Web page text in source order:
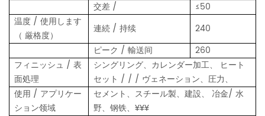
交差 /
≤50
温度 / 使用します
（ 厳格度）
連続 / 持续
240
ピーク / 輸送间
260
フィニッシュ / 表
面処理
シングリング、カレンダー加工、 ヒート
セット / / / ヴェネーション、圧力、
使用 / アプリケー
ション领域
セメント、スチール製、建設、 冶金/ 水
野、钢铁、¥¥¥